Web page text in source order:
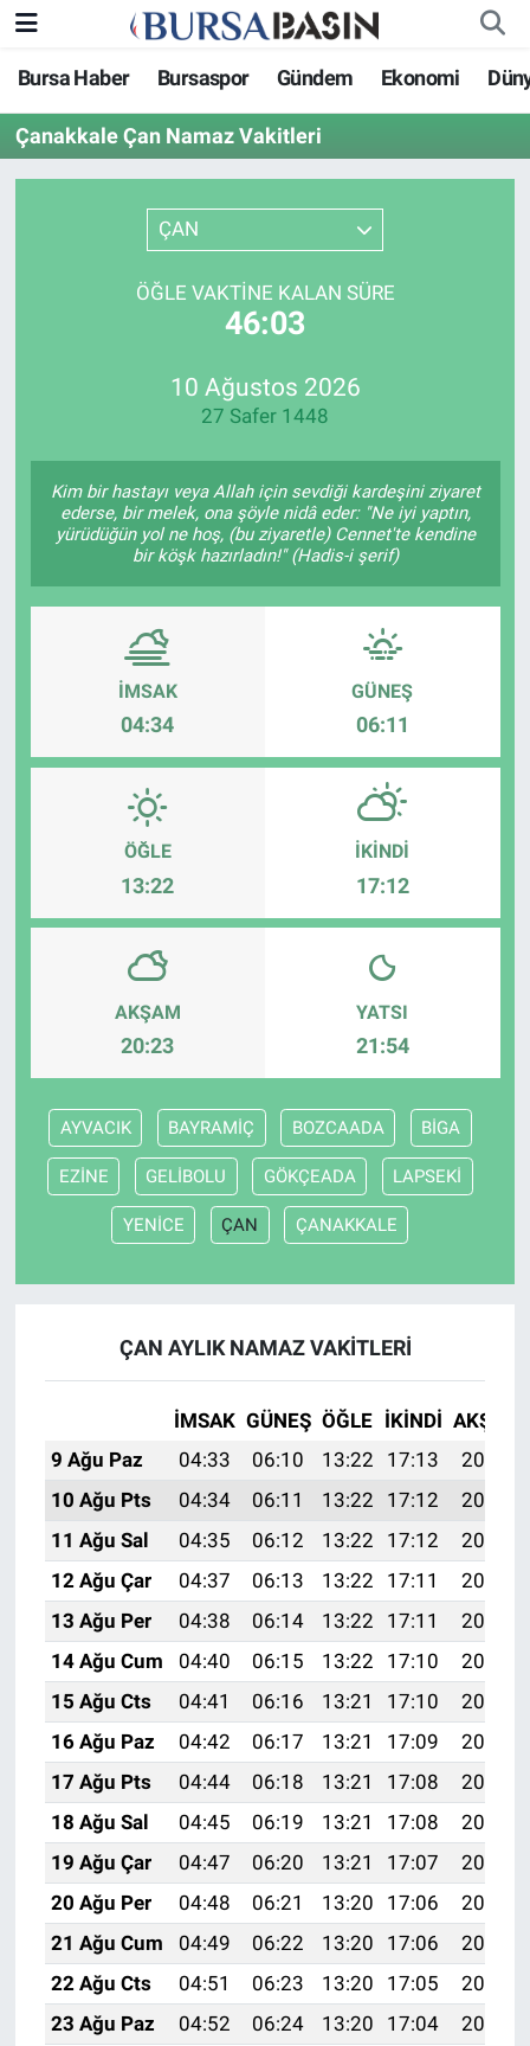
Bursa Haber Bursaspor Gündem Ekonomi
Çanakkale Çan Namaz Vakitleri
ÇAN
ÖĞLE VAKTINE KALAN SÜRE
46:03
10 Ağustos 2026
27 Safer 1448
Kim bir hastayı veya Allah için sevdiği kardeşini ziyaret
ederse, bir melek, ona şöyle nidâ eder: "Ne iyi yaptın,
yürüdüğün yol ne hoş, (bu ziyaretle) Cennet'te kendine
bir köşk hazırladın!" (Hadis-i şerif)
İMSAK
04:34
GÜNEŞ
06:11
ÖĞLE
13:22
İKINDI
17:12
AKŞAM
20:23
YATSI
21:54
AYVACIK BAYRAMİÇ BOZCAADA BİGA
EZİNE GELİBOLU GÖKÇEADA LAPSEKİ
YENİCE ÇAN ÇANAKKALE
ÇAN AYLIK NAMAZ VAKITLERI
İMSAK GÜNEŞ ÖĞLE İKINDI AKŞAM
9 Ağu Paz
04:33 06:10 13:22 17:13
20:24
10 Ağu Pts
04:34 06:11 13:22 17:12
20:23
11 Ağu Sal
04:35 06:12 13:22 17:12
20:22
12 Ağu Çar
04:37 06:13 13:22 17:11
20:21
13 Ağu Per
04:38 06:14 13:22 17:11
20:19
14 Ağu Cum
04:40 06:15 13:22 17:10
20:18
15 Ağu Cts
04:41 06:16 13:21 17:10
20:17
16 Ağu Paz
04:42 06:17 13:21 17:09
20:15
17 Ağu Pts
04:44 06:18 13:21 17:08
20:14
18 Ağu Sal
04:45 06:19 13:21 17:08
20:13
19 Ağu Çar
04:47 06:20 13:21 17:07
20:11
20 Ağu Per
04:48 06:21 13:20 17:06
20:10
21 Ağu Cum
04:49 06:22 13:20 17:06
20:08
22 Ağu Cts
04:51 06:23 13:20 17:05
20:07
23 Ağu Paz
04:52 06:24 13:20 17:04
20:05
Bursa Haber
Genel
Gündem
Ekonomi
Dünya
Teknoloji
Magazin
Nöbetçi Eczaneler
Bursa Nöbetçi Eczaneler
Bursa Hava Durumu
Bursa Namaz Vakitleri
Süper Lig Puan Durumu ve Fikstür
Tüm Manşetler
Haber Arşivi